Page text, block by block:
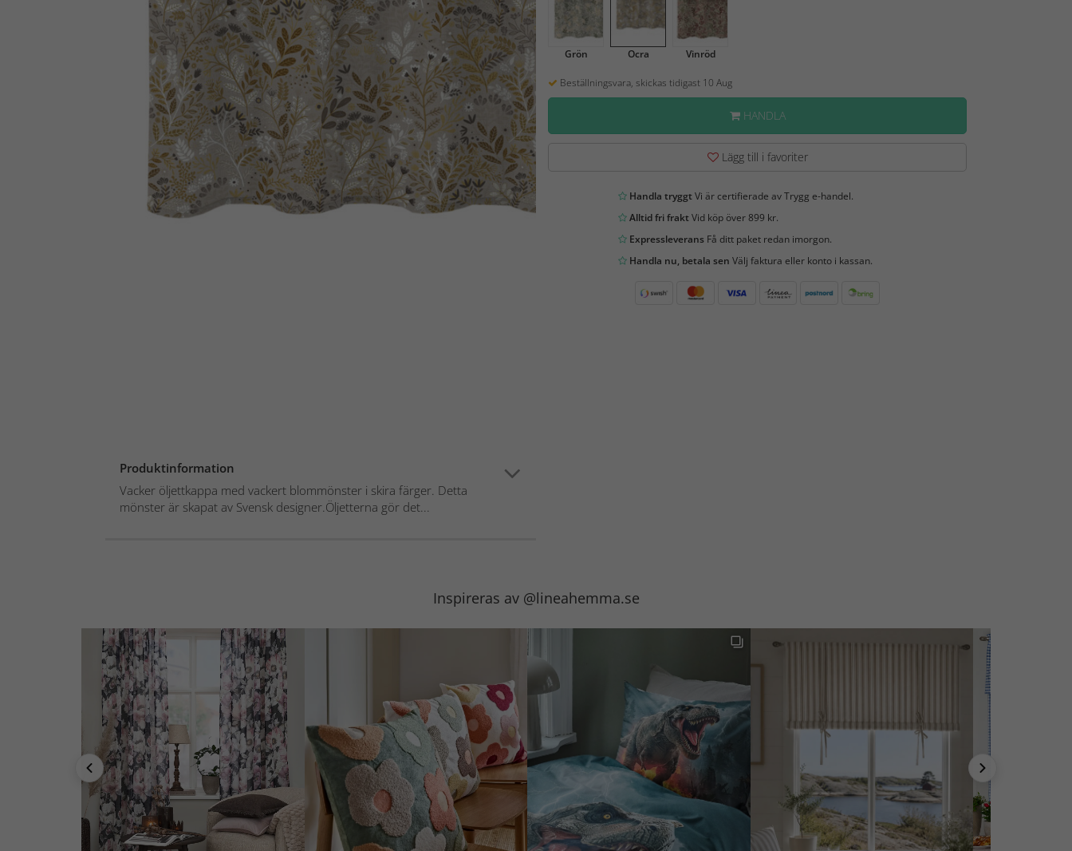
Produktinformation
Vacker öljettkappa med vackert blommönster i skira färger. Detta
mönster är skapat av Svensk designer.Öljetterna gör det...
Grön Ocra Vinröd
Beställningsvara, skickas tidigast 10 Aug
HANDLA
Lägg till i favoriter
Handla tryggtVi är certifierade av Trygg e-handel.
Alltid fri fraktVid köp över 899 kr.
ExpressleveransFå ditt paket redan imorgon.
Handla nu, betala sen Välj faktura eller konto i kassan.
Inspireras av @lineahemma.se